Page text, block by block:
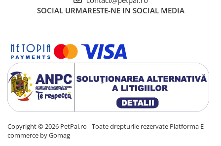
SOCIAL URMARESTE-NE IN SOCIAL MEDIA
Copyright © 2026 PetPal.ro - Toate drepturile rezervate Platforma E-
commerce by Gomag